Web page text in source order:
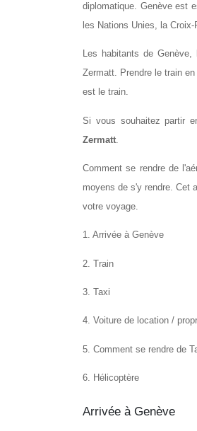
diplomatique. Genève est
les Nations Unies, la
Les habitants de
Zermatt. Prendre le train
est le train.
Si vous souhaitez partir
Zermatt
Comment se rendre de
moyens de s'y rendre. Cet
votre voyage.
1. Arrivée à Genève
2. Train
3. Taxi
4. Voiture de location /
5. Comment se rendre de
6. Hélicoptère
Arrivée à Genève